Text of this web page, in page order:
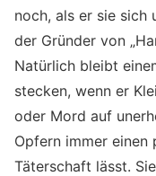
noch, als er sie sich
der Gründer von
Natürlich bleibt
stecken, wenn er
oder Mord auf
Opfern immer einen
Täterschaft lässt.